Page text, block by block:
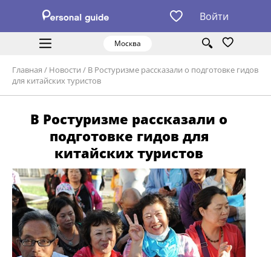
Войти
Москва
Главная / Новости / В Ростуризме рассказали о подготовке гидов
для китайских туристов
В Ростуризме рассказали о
подготовке гидов для
китайских туристов